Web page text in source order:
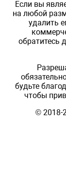
Если вы
на любой
удалить
обратитесь
будьте
чтобы
© 2018-